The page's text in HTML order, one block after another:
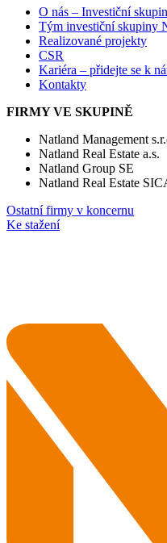
O nás – Investiční
Tým investiční skupiny
Realizované projekty
CSR
Kariéra – přidejte se k
Kontakty
FIRMY VE SKUPINĚ
Natland Management
Natland Real Estate a.s.
Natland Group SE
Natland Real Estate
Ostatní firmy v koncernu
Ke stažení